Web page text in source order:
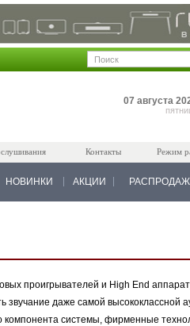
07 августа
Контакты Режим
НОВИНКИ АКЦИИ
проигрывателей и High End
даже самой высококлассной
компонента системы, фирменные